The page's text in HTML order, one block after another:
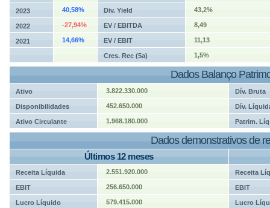
2023 40,58% Div. Yield 43,2%
2022 -27,94% EV / EBITDA 8,49
2021 14,66% EV / EBIT 11,13
Cres. Rec (5a) 1,5%
Dados Balanço
Ativo 3.822.330.000 Dív. Bruta
Disponibilidades 452.650.000 Dív.
Ativo Circulante 1.968.180.000 Patrim. Líq
Dados demonstrativos de
Últimos 12 meses
Receita Líquida 2.551.920.000 Receita
EBIT 256.650.000 EBIT
Lucro Líquido 579.415.000 Lucro